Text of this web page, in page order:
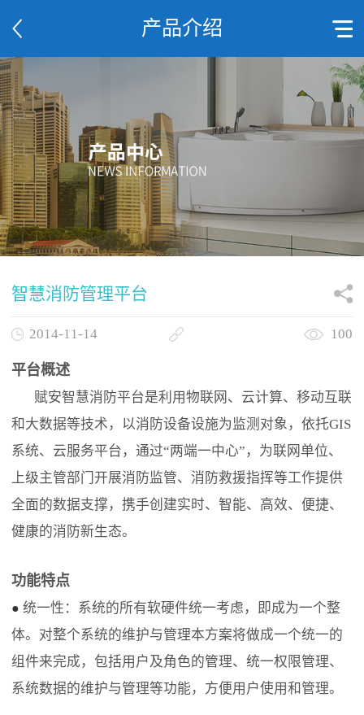
产品介绍
智慧消防管理平台
2014-11-14 100
平台概述
赋安智慧消防平台是利用物联网、云计算、移动互联
和大数据等技术，以消防设备设施为监测对象，依托GIS
系统、云服务平台，通过“两端一中心”，为联网单位、
上级主管部门开展消防监管、消防救援指挥等工作提供
全面的数据支撑，携手创建实时、智能、高效、便捷、
健康的消防新生态。
功能特点
● 统一性：系统的所有软硬件统一考虑，即成为一个整
体。对整个系统的维护与管理本方案将做成一个统一的
组件来完成，包括用户及角色的管理、统一权限管理、
系统数据的维护与管理等功能，方便用户使用和管理。